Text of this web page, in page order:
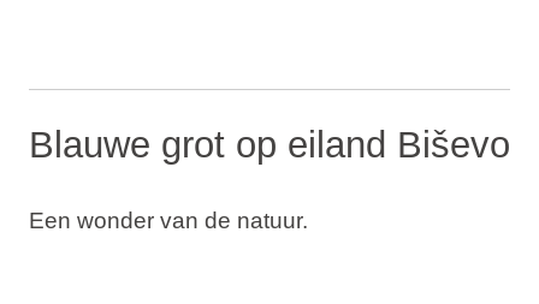
Blauwe grot op eiland Biševo
Een wonder van de natuur.